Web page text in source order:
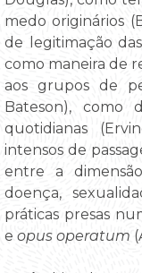
medo originários
de legitimação
como maneira de
aos grupos de
Bateson), como
quotidianas
intensos de
entre a
doença,
práticas presas
e opus operatum